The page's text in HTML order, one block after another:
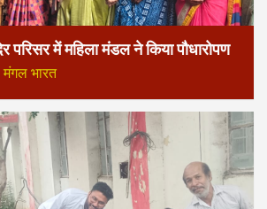
परिसर में महिला मंडल ने किया पौधारोपण
मंगल भारत